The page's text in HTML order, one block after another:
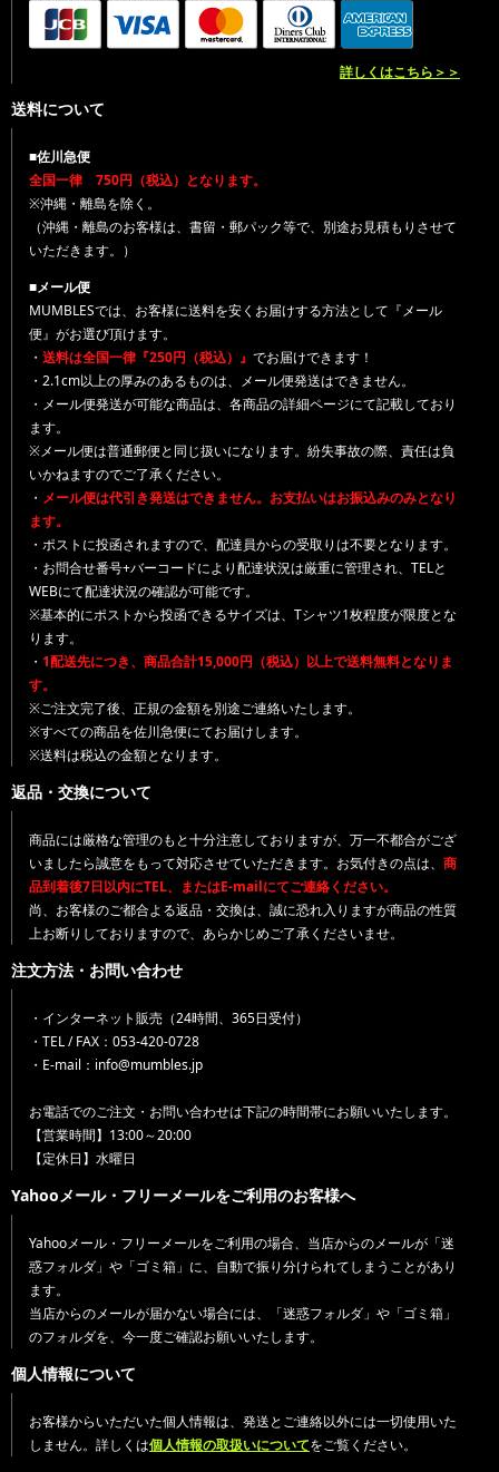
詳しくはこちら＞＞
送料について
■佐川急便
全国一律 750円（税込）となります。
※沖縄・離島を除く。
（沖縄・離島のお客様は、書留・郵パック等で、別途お見積もりさせて
いただきます。）
■メール便
MUMBLESでは、お客様に送料を安くお届けする方法として『メール
便』がお選び頂けます。
・ 送料は全国一律『250円（税込）』 でお届けできます！
・2.1cm以上の厚みのあるものは、メール便発送はできません。
・メール便発送が可能な商品は、各商品の詳細ページにて記載しており
ます。
※メール便は普通郵便と同じ扱いになります。紛失事故の際、責任は負
いかねますのでご了承ください。
・ メール便は代引き発送はできません。お支払いはお振込みのみとなり
ます。
・ポストに投函されますので、配達員からの受取りは不要となります。
・お問合せ番号+バーコードにより配達状況は厳重に管理され、TELと
WEBにて配達状況の確認が可能です。
※基本的にポストから投函できるサイズは、Tシャツ1枚程度が限度とな
ります。
・ 1配送先につき、商品合計15,000円（税込）以上で送料無料となりま
す。
※ご注文完了後、正規の金額を別途ご連絡いたします。
※すべての商品を佐川急便にてお届けします。
※送料は税込の金額となります。
返品・交換について
商品には厳格な管理のもと十分注意しておりますが、万一不都合がござ
いましたら誠意をもって対応させていただきます。お気付きの点は、 商
品到着後7日以内にTEL、またはE-mailにてご連絡ください。
尚、お客様のご都合よる返品・交換は、誠に恐れ入りますが商品の性質
上お断りしておりますので、あらかじめご了承くださいませ。
注文方法・お問い合わせ
・インターネット販売（24時間、365日受付）
・TEL / FAX：053-420-0728
・E-mail：info@mumbles.jp
お電話でのご注文・お問い合わせは下記の時間帯にお願いいたします。
【営業時間】13:00～20:00
【定休日】水曜日
Yahooメール・フリーメールをご利用のお客様へ
Yahooメール・フリーメールをご利用の場合、当店からのメールが「迷
惑フォルダ」や「ゴミ箱」に、自動で振り分けられてしまうことがあり
ます。
当店からのメールが届かない場合には、「迷惑フォルダ」や「ゴミ箱」
のフォルダを、今一度ご確認お願いいたします。
個人情報について
お客様からいただいた個人情報は、発送とご連絡以外には一切使用いた
しません。詳しくは個人情報の取扱いについてをご覧ください。